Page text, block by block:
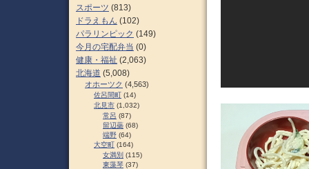
スポーツ (813)
ドラえもん (102)
パラリンピック (149)
今月の宅配弁当 (0)
健康・福祉 (2,063)
北海道 (5,008)
オホーツク (4,563)
佐呂間町 (14)
北見市 (1,032)
常呂 (87)
留辺蘂 (68)
端野 (64)
大空町 (164)
女満別 (115)
東藻琴 (37)